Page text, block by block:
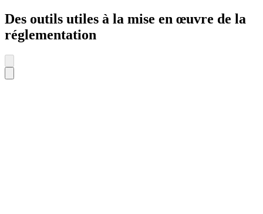
Des outils utiles à la mise en œuvre de la
réglementation